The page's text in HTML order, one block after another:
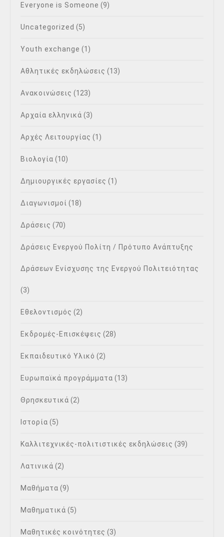
Everyone is Someone (9)
Uncategorized (5)
Youth exchange (1)
Αθλητικές εκδηλώσεις (13)
Ανακοινώσεις (123)
Αρχαία ελληνικά (3)
Αρχές Λειτουργίας (1)
Βιολογία (10)
Δημιουργικές εργασίες (1)
Διαγωνισμοί (18)
Δράσεις (70)
Δράσεις Ενεργού Πολίτη / Πρότυπο Ανάπτυξης
Δράσεων Ενίσχυσης της Ενεργού Πολιτειότητας
(3)
Εθελοντισμός (2)
Εκδρομές-Επισκέψεις (28)
Εκπαιδευτικό Υλικό (2)
Ευρωπαϊκά προγράμματα (13)
Θρησκευτικά (2)
Ιστορία (5)
Καλλιτεχνικές-πολιτιστικές εκδηλώσεις (39)
Λατινικά (2)
Μαθήματα (9)
Μαθηματικά (5)
Μαθητικές κοινότητες (3)